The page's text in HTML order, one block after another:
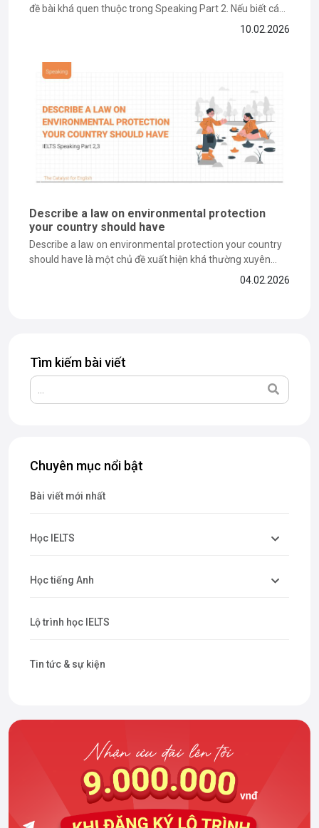
Tìm kiếm bài viết
Chuyên mục nổi bật
Bài viết mới nhất
Học IELTS
Học tiếng Anh
Lộ trình học IELTS
Tin tức & sự kiện
đề bài khá quen thuộc trong Speaking Part 2. Nếu biết cách
triển khai, bạn hoàn toàn có thể khiến bài nói của mình trở
10.02.2026
Describe a law on environmental protection
your country should have
Describe a law on environmental protection your country
should have là một chủ đề xuất hiện khá thường xuyên
trong IELTS Speaking Part 2, yêu cầu thí sinh vừa có ý04.02.2026